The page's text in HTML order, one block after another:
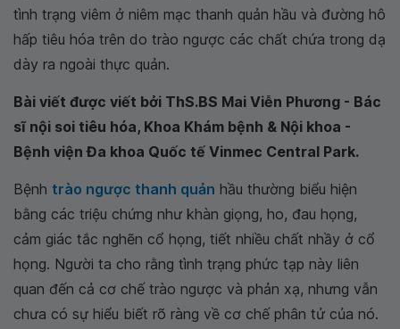
tình trạng viêm ở niêm mạc thanh quản hầu và đường hô
hấp tiêu hóa trên do trào ngược các chất chứa trong dạ
dày ra ngoài thực quản.
Bài viết được viết bởi ThS.BS Mai Viễn Phương - Bác
sĩ nội soi tiêu hóa, Khoa Khám bệnh & Nội khoa -
Bệnh viện Đa khoa Quốc tế Vinmec Central Park.
Bệnh trào ngược thanh quản hầu thường biểu hiện
bằng các triệu chứng như khàn giọng, ho, đau họng,
cảm giác tắc nghẽn cổ họng, tiết nhiều chất nhầy ở cổ
họng. Người ta cho rằng tình trạng phức tạp này liên
quan đến cả cơ chế trào ngược và phản xạ, nhưng vẫn
chưa có sự hiểu biết rõ ràng về cơ chế phân tử của nó.